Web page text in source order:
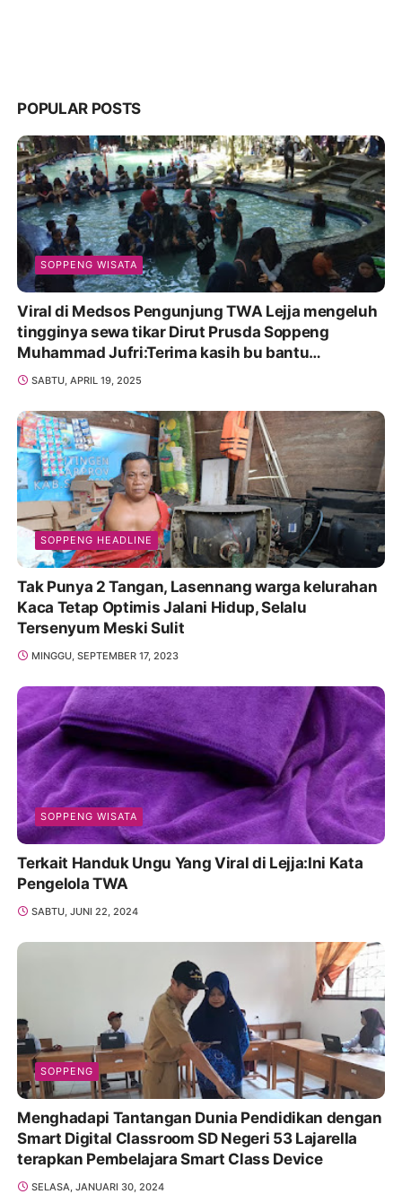
POPULAR POSTS
SOPPENG WISATA
Viral di Medsos Pengunjung TWA Lejja mengeluh
tingginya sewa tikar Dirut Prusda Soppeng
Muhammad Jufri:Terima kasih bu bantu
Promosikan
SABTU, APRIL 19, 2025
SOPPENG HEADLINE
Tak Punya 2 Tangan, Lasennang warga kelurahan
Kaca Tetap Optimis Jalani Hidup, Selalu
Tersenyum Meski Sulit
MINGGU, SEPTEMBER 17, 2023
SOPPENG WISATA
Terkait Handuk Ungu Yang Viral di Lejja:Ini Kata
Pengelola TWA
SABTU, JUNI 22, 2024
SOPPENG
Menghadapi Tantangan Dunia Pendidikan dengan
Smart Digital Classroom SD Negeri 53 Lajarella
terapkan Pembelajara Smart Class Device
SELASA, JANUARI 30, 2024